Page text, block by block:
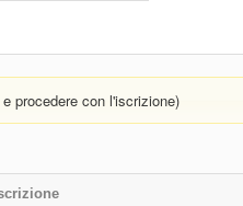
procedere con l'iscrizione)